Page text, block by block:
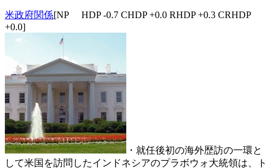
米政府関係[NP HDP -0.7 CHDP +0.0 RHDP +0.3 CRHDP
+0.0]
・就任後初の海外歴訪の一環と
して米国を訪問したインドネシアのプラボウォ大統領は、ト